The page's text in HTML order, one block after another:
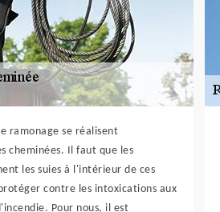
ramonage se réalisent
cheminées. Il faut que les
les suies à l'intérieur de ces
contre les intoxications aux
Pour nous, il est